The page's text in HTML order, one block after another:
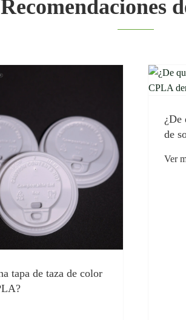
Recomendaciones
la tapa del tazón
demuestra
ambiental?